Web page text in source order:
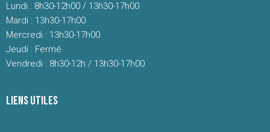
Lundi : 8h30-12h00 / 13h30-17h00
Mardi : 13h30-17h00
Mercredi : 13h30-17h00
Jeudi : Fermé
Vendredi : 8h30-12h / 13h30-17h00
LIENS UTILES